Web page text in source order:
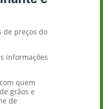
de preços do
informações
quem
grãos e
de